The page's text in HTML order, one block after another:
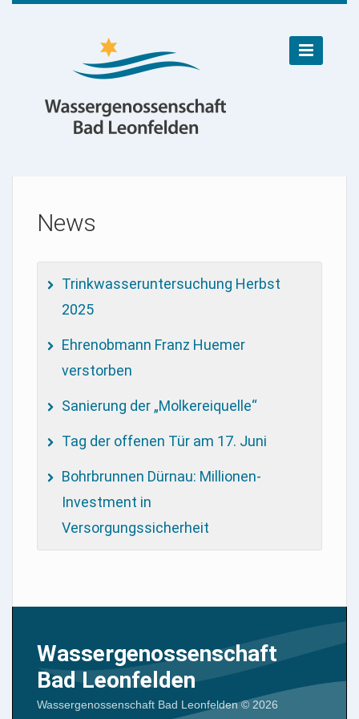

News
Trinkwasseruntersuchung Herbst
2025
Ehrenobmann Franz Huemer
verstorben
Sanierung der „Molkereiquelle“
Tag der offenen Tür am 17. Juni
Bohrbrunnen Dürnau: Millionen-
Investment in
Versorgungssicherheit
Wassergenossenschaft
Bad Leonfelden
Wassergenossenschaft Bad Leonfelden© 2026